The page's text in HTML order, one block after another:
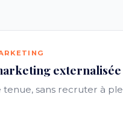
externalisée
tenue, sans recruter à